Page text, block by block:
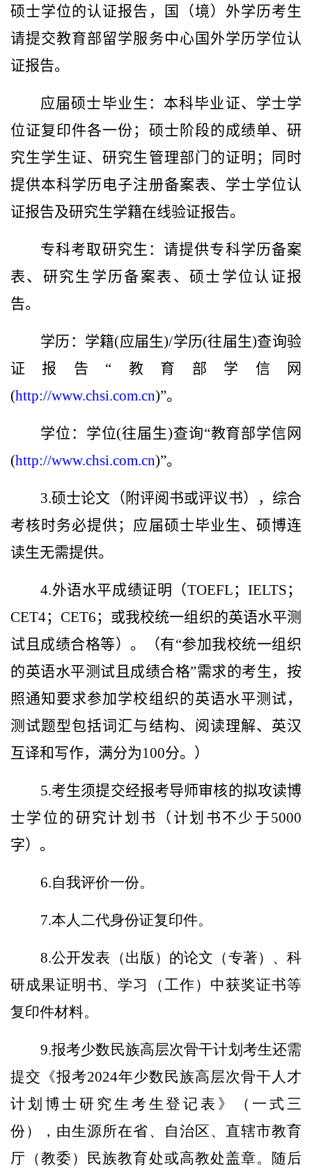
硕士学位的认证报告，国（境）外学历考生
请提交教育部留学服务中心国外学历学位认
证报告。
应届硕士毕业生：本科毕业证、学士学
位证复印件各一份；硕士阶段的成绩单、研
究生学生证、研究生管理部门的证明；同时
提供本科学历电子注册备案表、学士学位认
证报告及研究生学籍在线验证报告。
专科考取研究生：请提供专科学历备案
表、研究生学历备案表、硕士学位认证报
告。
学历：学籍(应届生)/学历(往届生)查询验
证报告“教育部学信网
(http://www.chsi.com.cn)”。
学位：学位(往届生)查询“教育部学信网
(http://www.chsi.com.cn)”。
3.硕士论文（附评阅书或评议书），综合
考核时务必提供；应届硕士毕业生、硕博连
读生无需提供。
4.外语水平成绩证明（TOEFL；IELTS；
CET4；CET6；或我校统一组织的英语水平测
试且成绩合格等）。（有“参加我校统一组织
的英语水平测试且成绩合格”需求的考生，按
照通知要求参加学校组织的英语水平测试，
测试题型包括词汇与结构、阅读理解、英汉
互译和写作，满分为100分。）
5.考生须提交经报考导师审核的拟攻读博
士学位的研究计划书（计划书不少于5000
字）。
6.自我评价一份。
7.本人二代身份证复印件。
8.公开发表（出版）的论文（专著）、科
研成果证明书、学习（工作）中获奖证书等
复印件材料。
9.报考少数民族高层次骨干计划考生还需
提交《报考2024年少数民族高层次骨干人才
计划博士研究生考生登记表》（一式三
份），由生源所在省、自治区、直辖市教育
厅（教委）民族教育处或高教处盖章。随后